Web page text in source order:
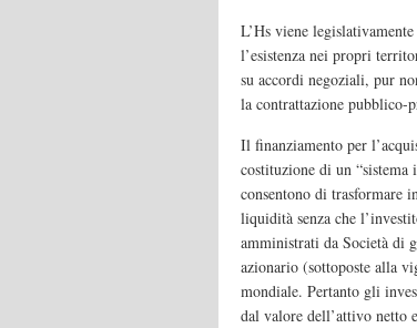
L’Hs viene
l’esistenza nei propri
su accordi negoziali, pur
la contrattazione pubblico-
Il finanziamento per
costituzione di un
consentono di trasformare
liquidità senza che
amministrati da Società di
azionario (sottoposte alla
mondiale. Pertanto gli
dal valore dell’attivo